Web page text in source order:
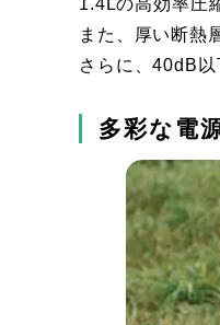
1.4Lの高効率圧
また、厚い断熱
さらに、40dB
多彩な電